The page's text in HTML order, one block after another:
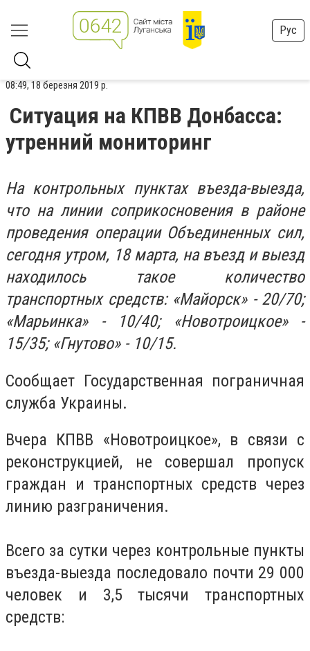
Рус
08:49, 18 березня 2019 р.
Ситуация на КПВВ Донбасса:
утренний мониторинг
На контрольных пунктах въезда-выезда,
что на линии соприкосновения в районе
проведения операции Объединенных сил,
сегодня утром, 18 марта, на въезд и выезд
находилось такое количество
транспортных средств: «Майорск» - 20/70;
«Марьинка» - 10/40; «Новотроицкое» -
15/35; «Гнутово» - 10/15.
Сообщает Государственная пограничная
служба Украины.
Вчера КПВВ «Новотроицкое», в связи с
реконструкцией, не совершал пропуск
граждан и транспортных средств через
линию разграничения.
Всего за сутки через контрольные пункты
въезда-выезда последовало почти 29 000
человек и 3,5 тысячи транспортных
средств: